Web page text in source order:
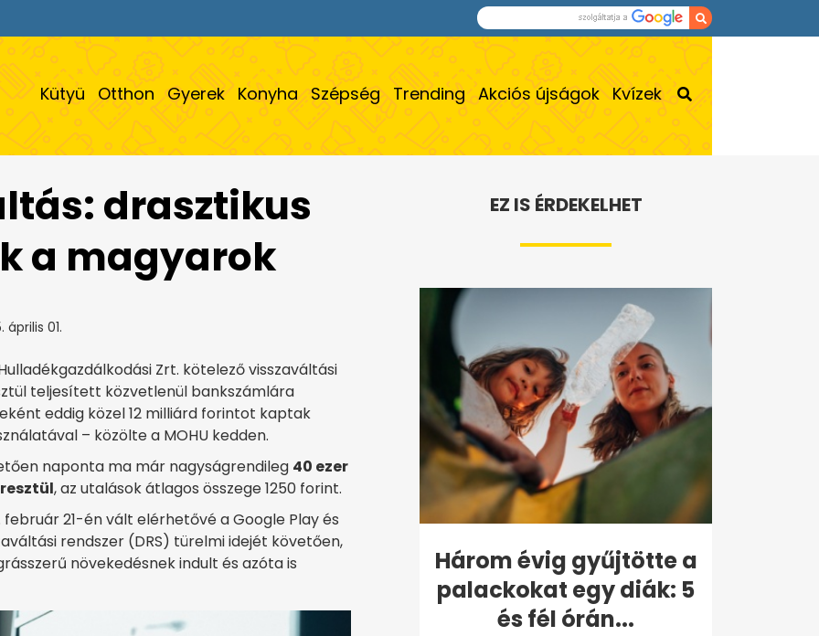
Kütyü Otthon Gyerek Konyha Szépség Trending Akciós újságok Kvízek
drasztikus
a magyarok
április 01.
Zrt. kötelező visszaváltási
teljesített közvetlenül bankszámlára
eddig közel 12 milliárd forintot kaptak
– közölte a MOHU kedden.
naponta ma már nagyságrendileg 40 ezer
, az utalások átlagos összege 1250 forint.
21-én vált elérhetővé a Google Play és
rendszer (DRS) türelmi idejét követően,
növekedésnek indult és azóta is
EZ IS ÉRDEKELHET
Három évig gyűjtötte a
palackokat egy diák: 5
és fél órán...